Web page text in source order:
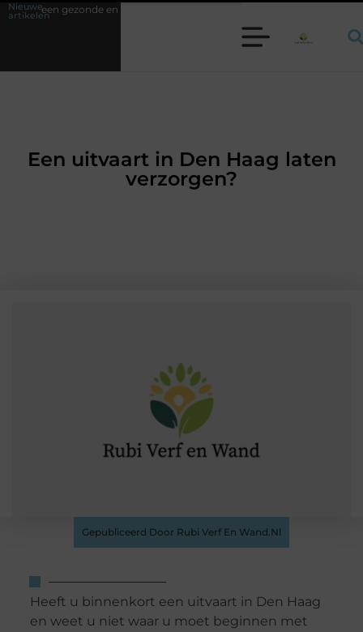
Nieuwe
artikelen
veilige leefomgeving
Een uitvaart in Den Haag laten
verzorgen?
Gepubliceerd Door Rubi Verf En Wand.nl
Heeft u binnenkort een uitvaart in Den Haag
en weet u niet waar u moet beginnen met